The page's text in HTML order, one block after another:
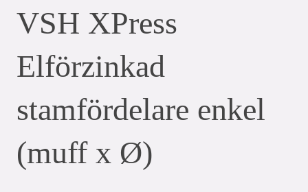
VSH XPress
Elförzinkad
stamfördelare enkel
(muff x Ø)